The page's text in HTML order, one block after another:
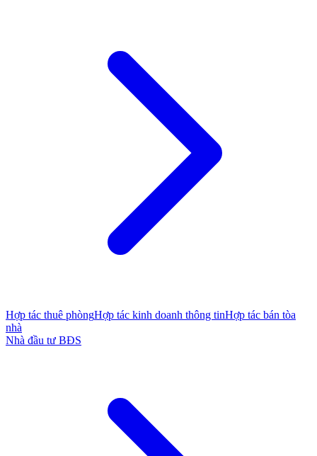
Hợp tác thuê phòngHợp tác kinh doanh thông tinHợp tác bán tòa
nhà
Nhà đầu tư BĐS